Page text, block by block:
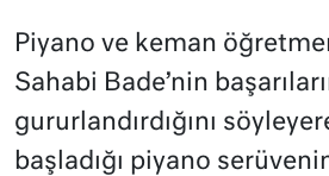
Piyano ve keman
Sahabi Bade’nin
gururlandırdığını
başladığı piyano